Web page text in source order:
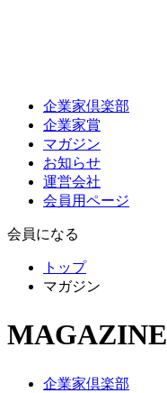
企業家倶楽部
企業家賞
マガジン
お知らせ
運営会社
会員用ページ
会員になる
トップ
マガジン
MAGAZINE
企業家倶楽部